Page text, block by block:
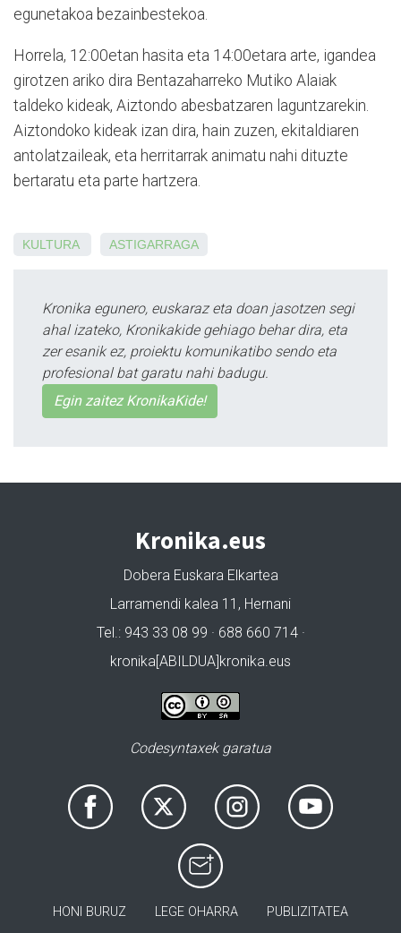
egunetakoa bezainbestekoa.
Horrela, 12:00etan hasita eta 14:00etara arte, igandea
girotzen ariko dira Bentazaharreko Mutiko Alaiak
taldeko kideak, Aiztondo abesbatzaren laguntzarekin.
Aiztondoko kideak izan dira, hain zuzen, ekitaldiaren
antolatzaileak, eta herritarrak animatu nahi dituzte
bertaratu eta parte hartzera.
KULTURA ASTIGARRAGA
Kronika egunero, euskaraz eta doan jasotzen segi
ahal izateko, Kronikakide gehiago behar dira, eta
zer esanik ez, proiektu komunikatibo sendo eta
profesional bat garatu nahi badugu.
Egin zaitez KronikaKide!
Kronika.eus
Dobera Euskara Elkartea
Larramendi kalea 11, Hernani
Tel.: 943 33 08 99 · 688 660 714 ·
kronika[ABILDUA]kronika.eus
Codesyntaxek garatua
HONI BURUZ LEGE OHARRA PUBLIZITATEA